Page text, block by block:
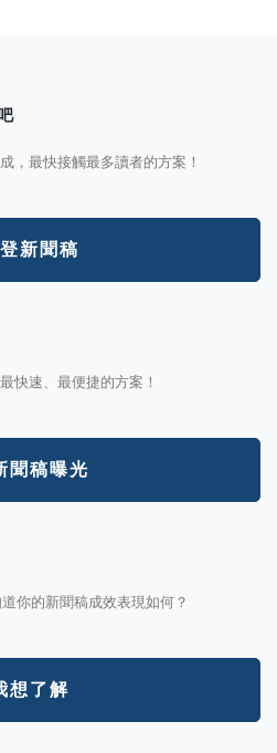
，最快接觸最多讀者的方案！
新聞稿
快速、最便捷的方案！
聞稿曝光
你的新聞稿成效表現如何？
想了解